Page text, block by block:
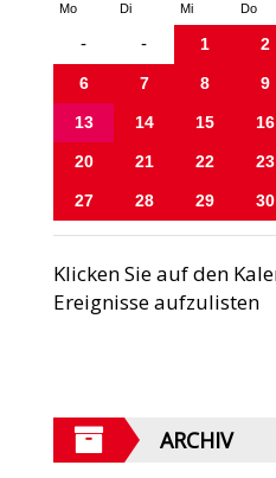
Mo Di Mi Do
- - 1 2
6 7 8 9
13 14 15 16
20 21 22 23
27 28 29 30
Klicken Sie auf den
Ereignisse aufzulisten
ARCHIV